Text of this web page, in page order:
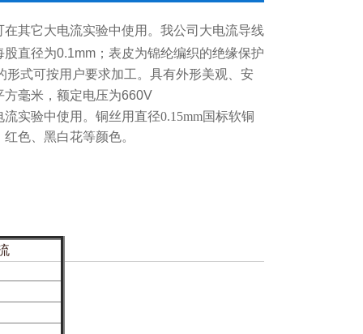
其它大电流实验中使用。我公司大电流导线
直径为0.1mm；表皮为锦纶编织的绝缘保护
式可按用户要求加工。具有外形美观、安
毫米，额定电压为660V
实验中使用。铜丝用直径0.15mm国标软铜
色、黑白花等颜色。